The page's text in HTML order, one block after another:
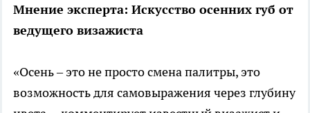
Мнение эксперта: Искусство осенних губ от
ведущего визажиста
«Осень – это не просто смена палитры, это
возможность для самовыражения через глубину